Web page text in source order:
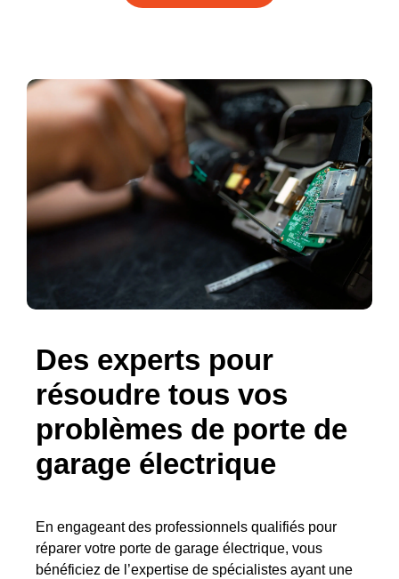
Des experts pour
résoudre tous vos
problèmes de porte de
garage électrique
En engageant des professionnels qualifiés pour
réparer votre porte de garage électrique, vous
bénéficiez de l’expertise de spécialistes ayant une